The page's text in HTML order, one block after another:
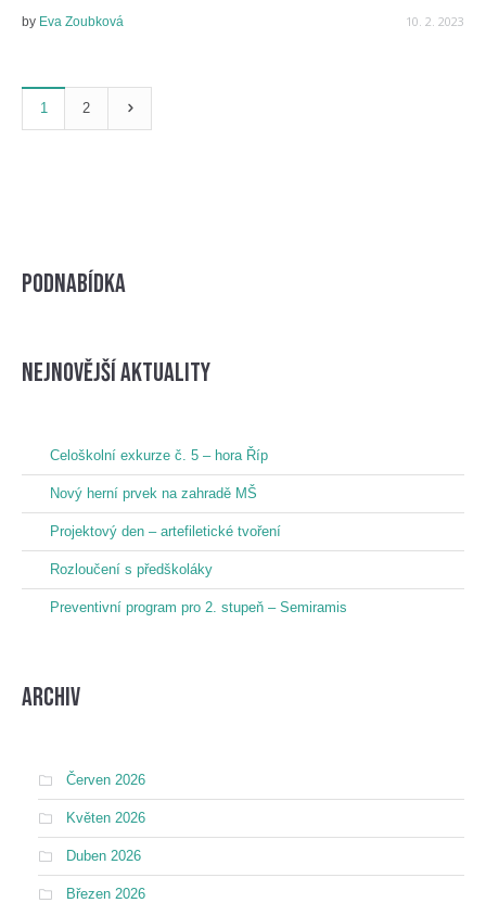
10. 2. 2023
by Eva Zoubková
1 2
Podnabídka
nejnovější aktuality
Celoškolní exkurze č. 5 – hora Říp
Nový herní prvek na zahradě MŠ
Projektový den – artefiletické tvoření
Rozloučení s předškoláky
Preventivní program pro 2. stupeň – Semiramis
Archiv
Červen 2026
Květen 2026
Duben 2026
Březen 2026